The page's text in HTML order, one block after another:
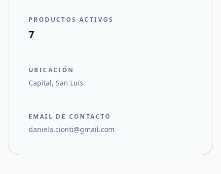
PRODUCTOS ACTIVOS
7
UBICACIÓN
Capital, San Luis
EMAIL DE CONTACTO
daniela.cionti@gmail.com